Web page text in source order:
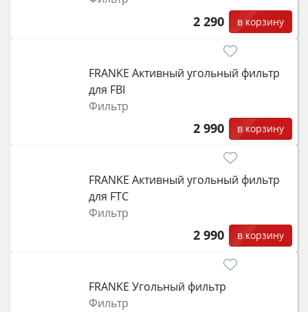
2 290 в корзину
FRANKE Активный угольный фильтр
для FBI
Фильтр
2 990 в корзину
FRANKE Активный угольный фильтр
для FTC
Фильтр
2 990 в корзину
FRANKE Угольный фильтр
Фильтр